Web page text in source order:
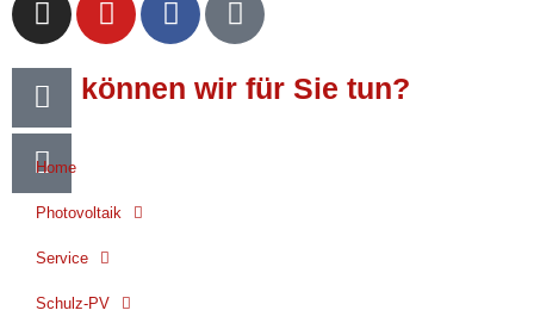
Was können wir für Sie tun?
Home
Photovoltaik
Service
Schulz-PV